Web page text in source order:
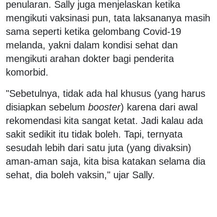
penularan. Sally juga menjelaskan ketika
mengikuti vaksinasi pun, tata laksananya masih
sama seperti ketika gelombang Covid-19
melanda, yakni dalam kondisi sehat dan
mengikuti arahan dokter bagi penderita
komorbid.
"Sebetulnya, tidak ada hal khusus (yang harus
disiapkan sebelum booster) karena dari awal
rekomendasi kita sangat ketat. Jadi kalau ada
sakit sedikit itu tidak boleh. Tapi, ternyata
sesudah lebih dari satu juta (yang divaksin)
aman-aman saja, kita bisa katakan selama dia
sehat, dia boleh vaksin," ujar Sally.